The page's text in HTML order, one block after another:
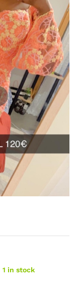
1 in stock